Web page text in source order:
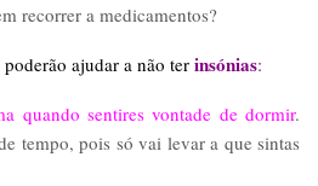
recorrer a medicamentos?
ajudar a não ter insónias:
quando sentires vontade de dormir.
tempo, pois só vai levar a que sintas